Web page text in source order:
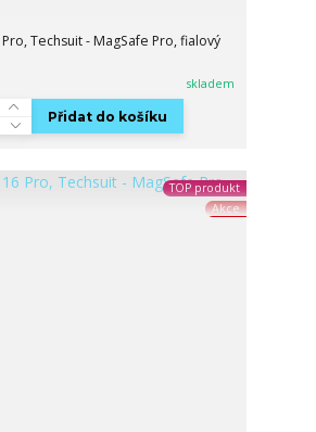
Techsuit - MagSafe Pro, fialový
skladem
Přidat do košíku
TOP produkt
Akce